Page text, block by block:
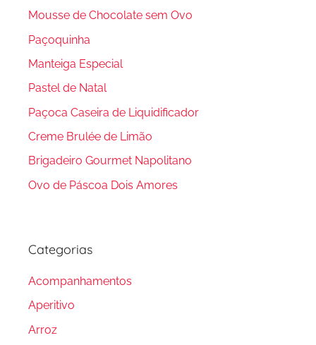
Mousse de Chocolate sem Ovo
Paçoquinha
Manteiga Especial
Pastel de Natal
Paçoca Caseira de Liquidificador
Creme Brulée de Limão
Brigadeiro Gourmet Napolitano
Ovo de Páscoa Dois Amores
Categorias
Acompanhamentos
Aperitivo
Arroz